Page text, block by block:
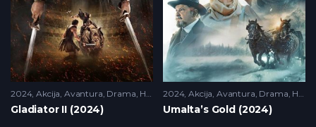
2024 Akcija Avantura Drama HD
Gladiator II (2024)
2024 Akcija Avantura Drama HD
Umalta’s Gold (2024)